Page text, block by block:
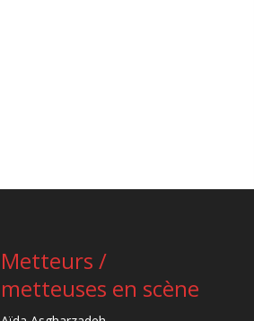
Metteurs /
metteuses en scène